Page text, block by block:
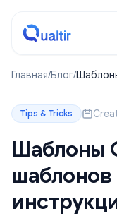
Главная/Блог/
Tips & Tricks
Шаблоны